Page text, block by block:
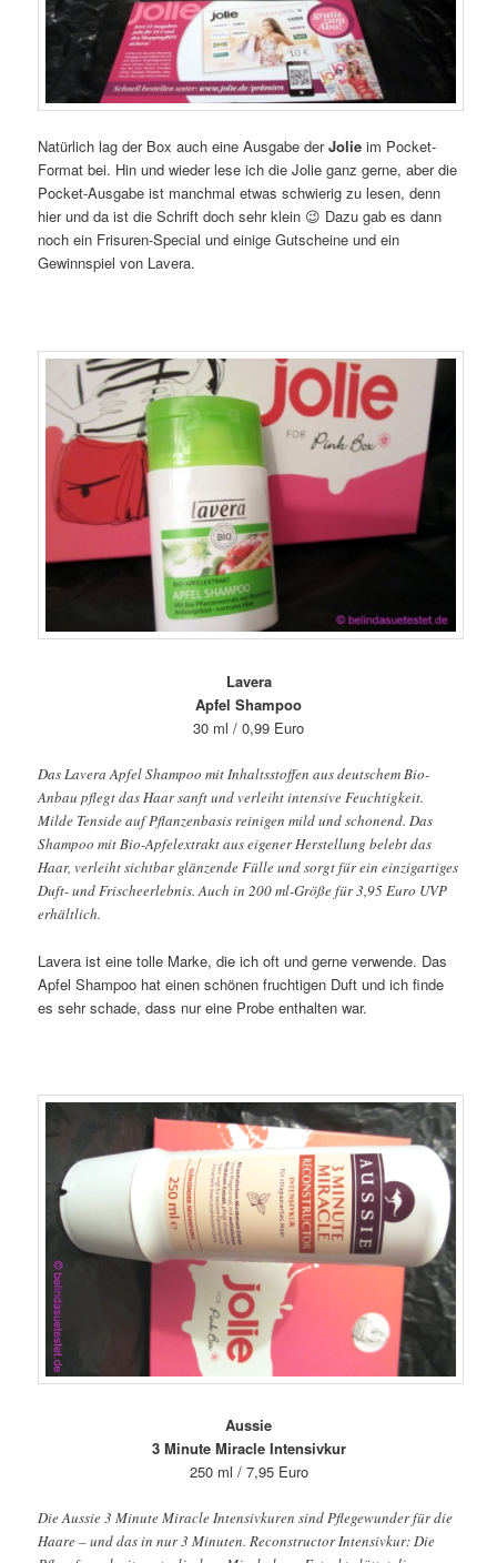
Natürlich lag der Box auch eine Ausgabe derJolie im Pocket-
Format bei. Hin und wieder lese ich die Jolie ganz gerne, aber die
Pocket-Ausgabe ist manchmal etwas schwierig zu lesen, denn
hier und da ist die Schrift doch sehr klein 😉 Dazu gab es dann
noch ein Frisuren-Special und einige Gutscheine und ein
Gewinnspiel von Lavera.
Lavera
Apfel Shampoo
30 ml / 0,99 Euro
Das Lavera Apfel Shampoo mit Inhaltsstoffen aus deutschem Bio-
Anbau pflegt das Haar sanft und verleiht intensive Feuchtigkeit.
Milde Tenside auf Pflanzenbasis reinigen mild und schonend. Das
Shampoo mit Bio-Apfelextrakt aus eigener Herstellung belebt das
Haar, verleiht sichtbar glänzende Fülle und sorgt für ein einzigartiges
Duft- und Frischeerlebnis. Auch in 200 ml-Größe für 3,95 Euro UVP
erhältlich.
Lavera ist eine tolle Marke, die ich oft und gerne verwende. Das
Apfel Shampoo hat einen schönen fruchtigen Duft und ich finde
es sehr schade, dass nur eine Probe enthalten war.
Aussie
3 Minute Miracle Intensivkur
250 ml / 7,95 Euro
Die Aussie 3 Minute Miracle Intensivkuren sind Pflegewunder für die
Haare – und das in nur 3 Minuten. Reconstructor Intensivkur: Die